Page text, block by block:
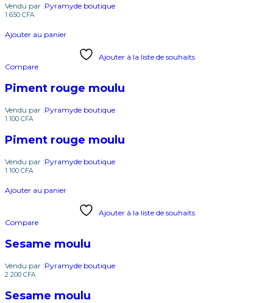
Vendu par :Pyramyde boutique
1 650 CFA
Ajouter au panier
Ajouter à la liste de souhaits
Compare
Piment rouge moulu
Vendu par :Pyramyde boutique
1 100 CFA
Piment rouge moulu
Vendu par :Pyramyde boutique
1 100 CFA
Ajouter au panier
Ajouter à la liste de souhaits
Compare
Sesame moulu
Vendu par :Pyramyde boutique
2 200 CFA
Sesame moulu